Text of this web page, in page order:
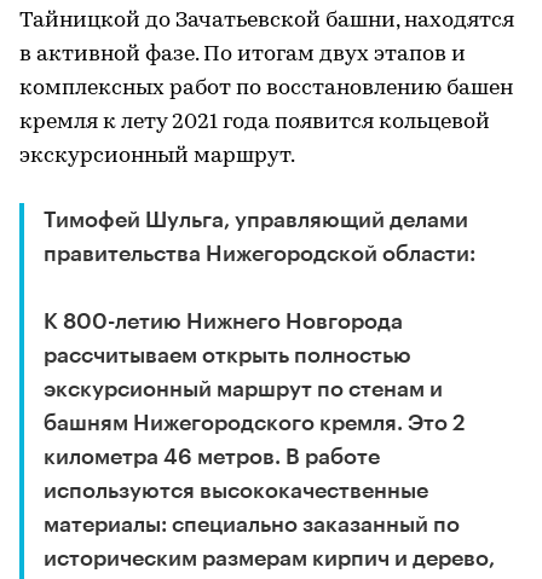
Тайницкой до Зачатьевской башни, находятся
в активной фазе. По итогам двух этапов и
комплексных работ по восстановлению башен
кремля к лету 2021 года появится кольцевой
экскурсионный маршрут.
Тимофей Шульга, управляющий делами
правительства Нижегородской области:
К 800-летию Нижнего Новгорода
рассчитываем открыть полностью
экскурсионный маршрут по стенам и
башням Нижегородского кремля. Это 2
километра 46 метров. В работе
используются высококачественные
материалы: специально заказанный по
историческим размерам кирпич и дерево,